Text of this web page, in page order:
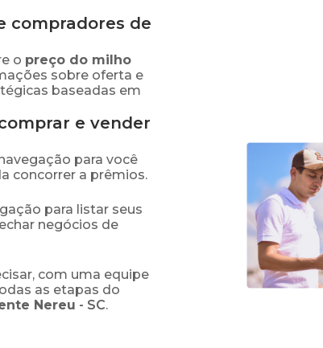
compradores de
o preço do milho
sobre oferta e
baseadas em
e vender
para você
concorrer a prêmios.
para listar seus
negócios de
com uma equipe
as etapas do
Nereu - SC.